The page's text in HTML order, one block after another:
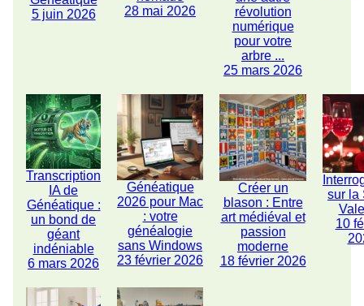
5 juin 2026
28 mai 2026
révolution
numérique
pour votre
arbre ...
25 mars 2026
Transcription
IA de
Généatique :
un bond de
géant
indéniable
6 mars 2026
Généatique
2026 pour Mac
: votre
généalogie
sans Windows
23 février 2026
Créer un
blason : Entre
art médiéval et
passion
moderne
18 février 2026
sur la
10